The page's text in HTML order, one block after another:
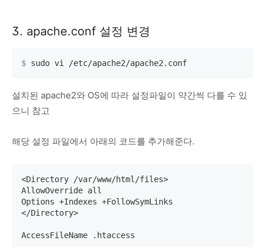
3. apache.conf 설정 변경
$ sudo vi /etc/apache2/apache2.conf
설치된 apache2와 OS에 따라 설정파일이 약간씩 다를 수 있
으니 참고
해당 설정 파일에서 아래의 코드를 추가해준다.
<Directory /var/www/html/files>
AllowOverride all
Options +Indexes +FollowSymLinks
</Directory>
AccessFileName .htaccess